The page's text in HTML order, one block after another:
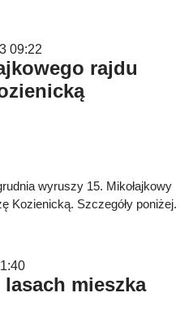
09:22
rajdu
wyruszy 15. Mikołajkowy
Kozienicką. Szczegóły poniżej.
mieszka